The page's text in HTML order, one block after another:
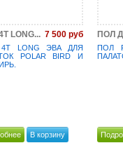
LONG... 7 500 руб
LONG ЭВА ДЛЯ
POLAR BIRD И
В корзину
ПОЛ
ПОЛ